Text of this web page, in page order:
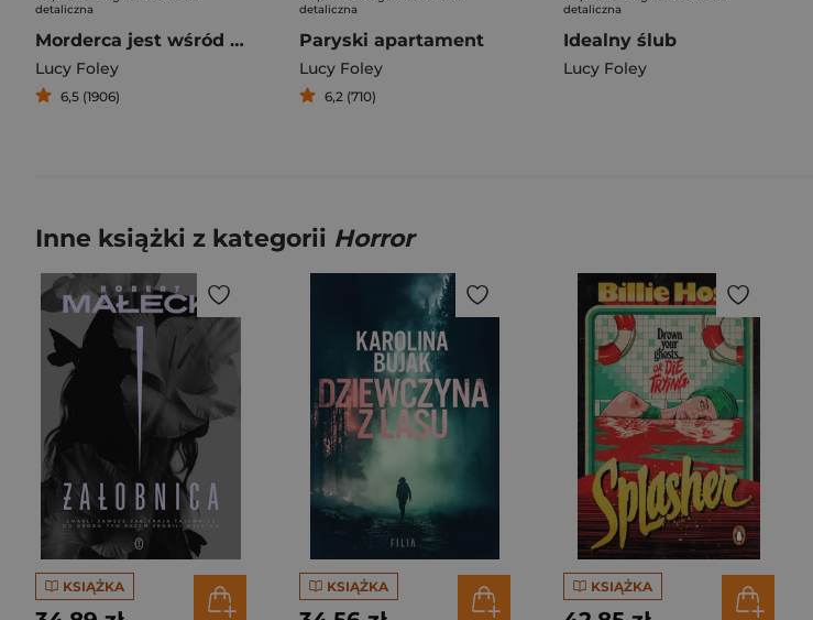
detaliczna
Morderca jest wśród nas
Lucy Foley
6,5 (1906)
detaliczna
Paryski apartament
Lucy Foley
6,2 (710)
detaliczna
Idealny ślub
Lucy Foley
Inne książki z kategorii Horror
KSIĄŻKA KSIĄŻKA KSIĄŻKA